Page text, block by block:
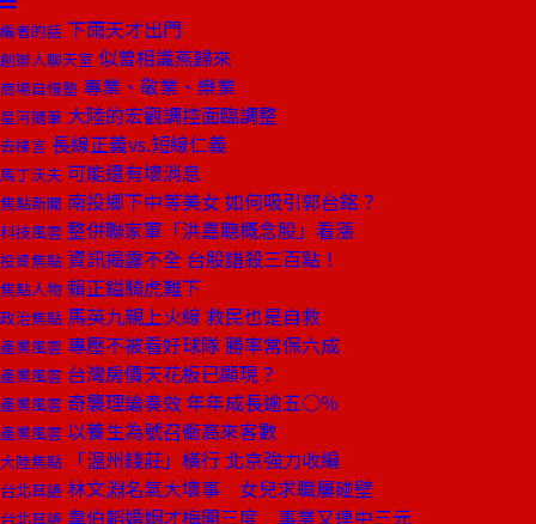
編者的話 下雨天才出門
創辦人聊天室 似曾相識燕歸來
商場自慢塾 專業、敬業、樂業
星河隨筆 大陸的宏觀調控面臨調整
去梯言 長線正義vs.短線仁義
馬丁沃夫 可能還有壞消息
焦點新聞 南投鄉下中等美女 如何吸引郭台銘？
科技風雲 整併聯家軍「洪嘉聰概念股」看漲
投資焦點 資訊揭露不全 台股錯殺三百點！
焦點人物 賴正鎰騎虎難下
政治焦點 馬英九親上火線 救民也是自救
產業風雲 專壓不被看好球隊 勝率常保六成
產業風雲 台灣房價天花板已顯現？
產業風雲 奇襲理論奏效 年年成長逾五○％
產業風雲 以養生為號召衝高來客數
大陸焦點 「溫州錢莊」橫行 北京強力收編
台北耳語 林文淵名氣大壞事 女兒求職屢碰壁
台北耳語 韋伯韜婚姻才梅開三度 事業又連中三元